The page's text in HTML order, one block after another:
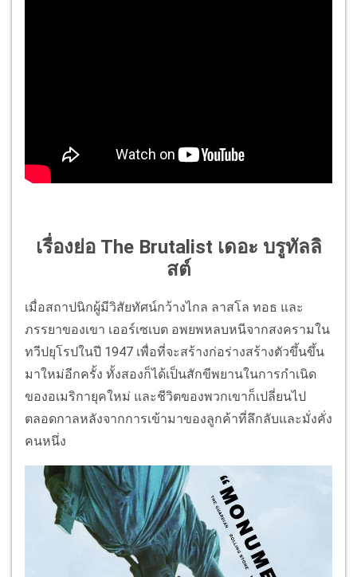
เรื่องย่อ The Brutalist เดอะ บรูทัลลิ
สต์
เมื่อสถาปนิกผู้มีวิสัยทัศน์กว้างไกล ลาสโล ทอธ และ
ภรรยาของเขา เออร์เซเบต อพยพหลบหนีจากสงครามใน
ทวีปยุโรปในปี 1947 เพื่อที่จะสร้างก่อร่างสร้างตัวขึ้นขึ้น
มาใหม่อีกครั้ง ทั้งสองก็ได้เป็นสักขีพยานในการกำเนิด
ของอเมริกายุคใหม่ และชีวิตของพวกเขาก็เปลี่ยนไป
ตลอดกาลหลังจากการเข้ามาของลูกค้าที่ลึกลับและมั่งคั่ง
คนหนึ่ง